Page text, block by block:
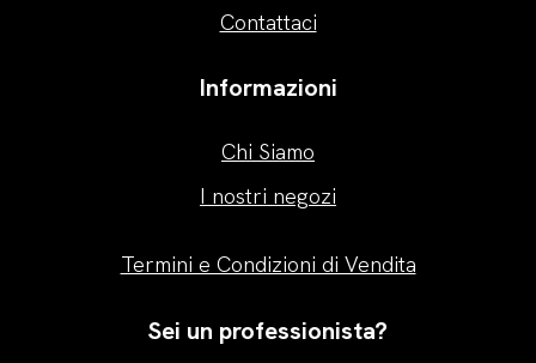
Contattaci
Informazioni
Chi Siamo
I nostri negozi
Termini e Condizioni di Vendita
Sei un professionista?